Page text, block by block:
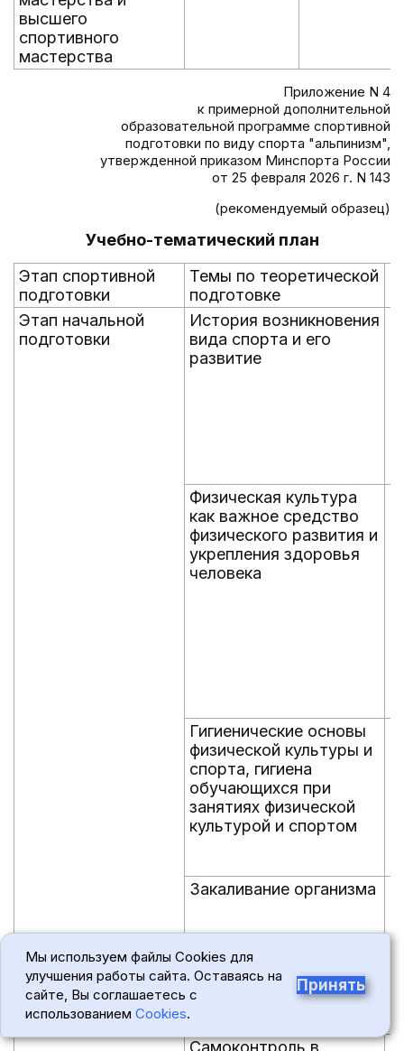
высшего
спортивного
мастерства
Приложение N 4
к примерной дополнительной
образовательной программе спортивной
подготовки по виду спорта "альпинизм",
утвержденной приказом Минспорта России
от 25 февраля 2026 г. N 143
(рекомендуемый образец)
Учебно-тематический план
Этап спортивной
подготовки
Темы по теоретической
подготовке
Этап начальной
подготовки
История возникновения
вида спорта и его
развитие
Физическая культура
как важное средство
физического развития и
укрепления здоровья
человека
Гигиенические основы
физической культуры и
спорта, гигиена
обучающихся при
занятиях физической
культурой и спортом
Закаливание организма
Самоконтроль в
Мы используем файлы Cookies для
улучшения работы сайта. Оставаясь на
сайте, Вы соглашаетесь с
использованием Cookies.
Принять